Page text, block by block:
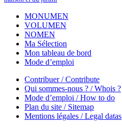
MONUMEN
VOLUMEN
NOMEN
Ma Sélection
Mon tableau de bord
Mode d’emploi
Contribuer / Contribute
Qui sommes-nous ? / Whois ?
Mode d’emploi / How to do
Plan du site / Sitemap
Mentions légales / Legal datas